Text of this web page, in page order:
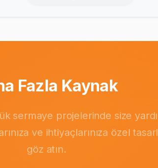
Fazla Kaynak
sermaye projelerinde size
ve ihtiyaçlarınıza özel
göz atın.